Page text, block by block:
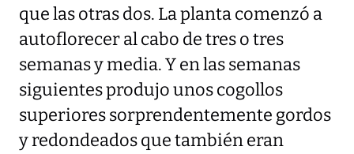
que las otras dos. La planta comenzó a
autoflorecer al cabo de tres o tres
semanas y media. Y en las semanas
siguientes produjo unos cogollos
superiores sorprendentemente gordos
y redondeados que también eran